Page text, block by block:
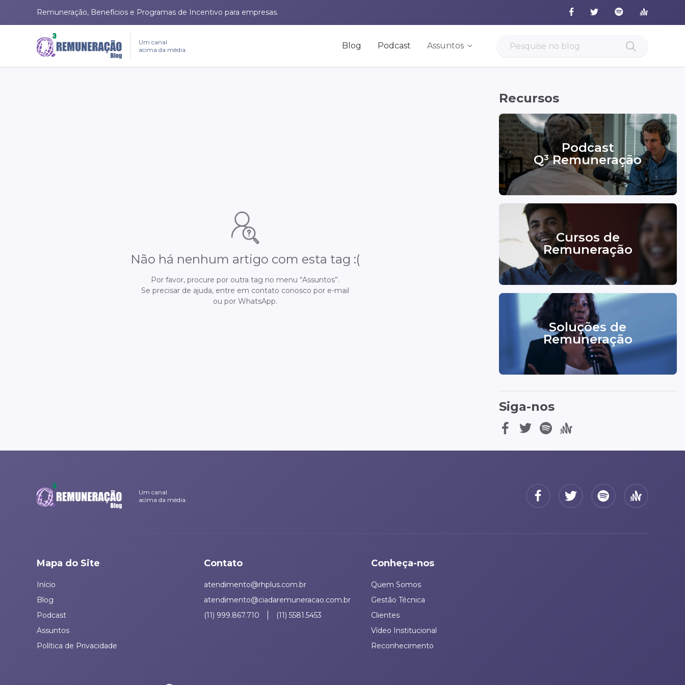
Remuneração, Benefícios e Programas de Incentivo para empresas.
Um canal
acima da média.
Blog Podcast Assuntos
Não há nenhum artigo com esta tag :(
Por favor, procure por outra tag no menu “Assuntos”.
Se precisar de ajuda, entre em contato conosco por e-mail
ou porWhatsApp.
Recursos
Podcast
Q³ Remuneração
Cursos de
Remuneração
Soluções de
Remuneração
Siga-nos
Um canal
acima da média.
Mapa do Site
Início
Blog
Podcast
Assuntos
Política de Privacidade
Contato
atendimento@rhplus.com.br
atendimento@ciadaremuneracao.com.br
(11) 999.867.710
(11) 5581.5453
Conheça-nos
Quem Somos
Gestão Técnica
Clientes
Vídeo Institucional
Reconhecimento